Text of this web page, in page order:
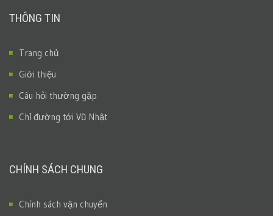
THÔNG TIN
Trang chủ
Giới thiệu
Câu hỏi thường gặp
Chỉ đường tới Vũ Nhật
CHÍNH SÁCH CHUNG
Chính sách vận chuyển